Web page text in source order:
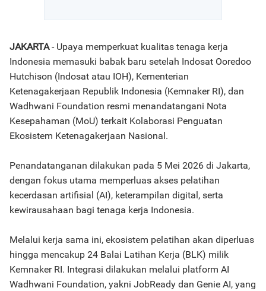
JAKARTA- Upaya memperkuat kualitas tenaga kerja
Indonesia memasuki babak baru setelah Indosat Ooredoo
Hutchison (Indosat atau IOH), Kementerian
Ketenagakerjaan Republik Indonesia (Kemnaker RI), dan
Wadhwani Foundation resmi menandatangani Nota
Kesepahaman (MoU) terkait Kolaborasi Penguatan
Ekosistem Ketenagakerjaan Nasional.
Penandatanganan dilakukan pada 5 Mei 2026 di Jakarta,
dengan fokus utama memperluas akses pelatihan
kecerdasan artifisial (AI), keterampilan digital, serta
kewirausahaan bagi tenaga kerja Indonesia.
Melalui kerja sama ini, ekosistem pelatihan akan diperluas
hingga mencakup 24 Balai Latihan Kerja (BLK) milik
Kemnaker RI. Integrasi dilakukan melalui platform AI
Wadhwani Foundation, yakni JobReady dan Genie AI, yang